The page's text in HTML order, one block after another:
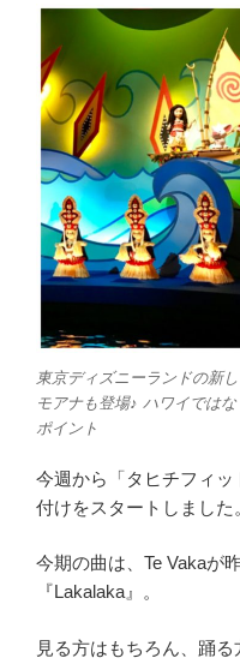
東京ディズニーランドの新
モアナも登場♪ ハワイでは
ポイント
今週から「タヒチフィ
付けをスタートしました
今期の曲は、Te Vakaが
『Lakalaka』。
見る方はもちろん、踊